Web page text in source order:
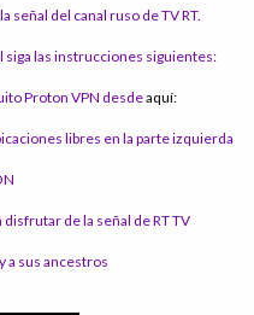
del canal ruso de TV RT.
las instrucciones siguientes:
Proton VPN desdeaquí:
libres en la parte izquierda
disfrutar de la señal de RT TV
a sus ancestros